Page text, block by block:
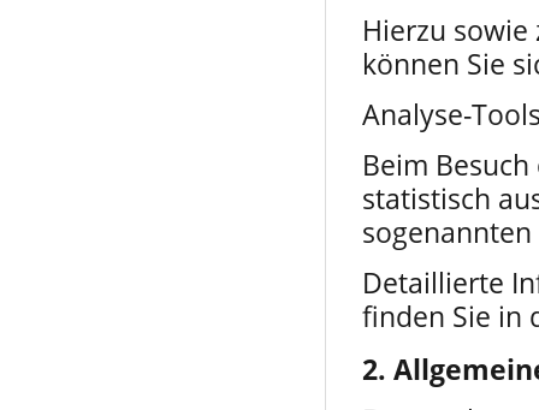
Hierzu
können Sie
Analyse-
Beim
statistisch
Detaillierte
finden Sie in
2.